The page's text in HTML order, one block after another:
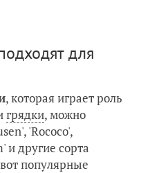
для
, которая играет роль
грядки, можно
'Rococo',
и другие сорта
популярные